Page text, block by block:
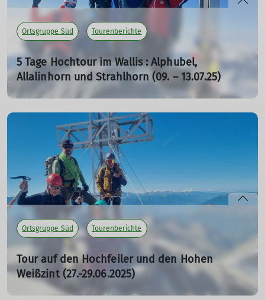
Ortsgruppe Süd Tourenberichte
5 Tage Hochtour im Wallis : Alphubel,
Allalinhorn und Strahlhorn (09. – 13.07.25)
19.08.2025
Das Ziel ist die Besteigung von drei 4.000ern, dem
Alphubel (4206 m), dem Allalinhorn (4027 m) und dem
Strahlhorn (4190 m) in 5 Tagen.
mehr erfahren
Ortsgruppe Süd Tourenberichte
Tour auf den Hochfeiler und den Hohen
Weißzint (27.-29.06.2025)
19.08.2025